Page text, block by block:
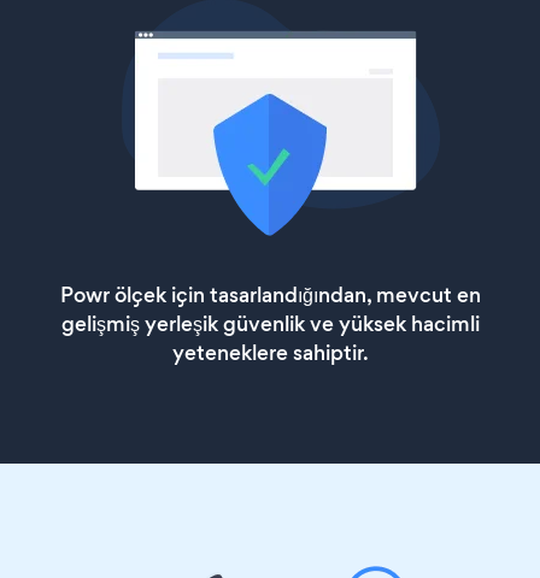
Powr ölçek için tasarlandığından, mevcut en
gelişmiş yerleşik güvenlik ve yüksek hacimli
yeteneklere sahiptir.